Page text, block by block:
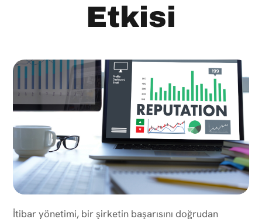
Etkisi
İtibar yönetimi, bir şirketin başarısını doğrudan